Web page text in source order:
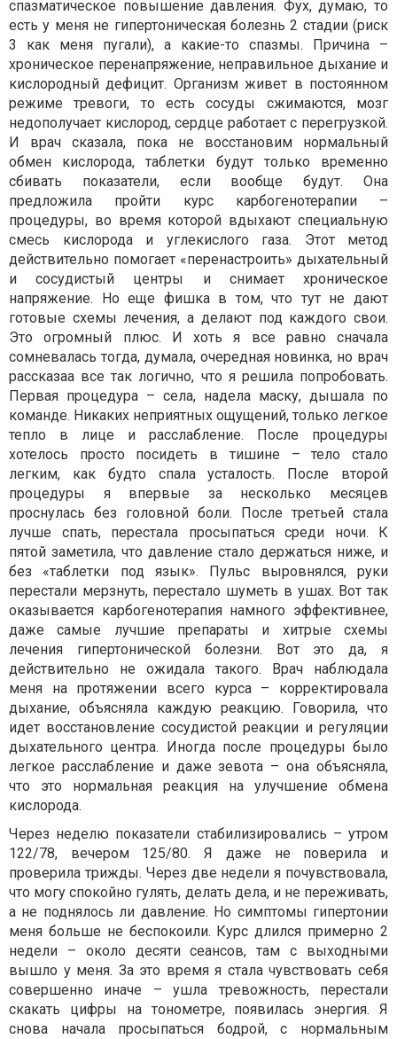
спазматическое повышение давления. Фух, думаю, то
есть у меня не гипертоническая болезнь 2 стадии (риск
3 как меня пугали), а какие-то спазмы. Причина –
хроническое перенапряжение, неправильное дыхание и
кислородный дефицит. Организм живет в постоянном
режиме тревоги, то есть сосуды сжимаются, мозг
недополучает кислород, сердце работает с перегрузкой.
И врач сказала, пока не восстановим нормальный
обмен кислорода, таблетки будут только временно
сбивать показатели, если вообще будут. Она
предложила пройти курс карбогенотерапии –
процедуры, во время которой вдыхают специальную
смесь кислорода и углекислого газа. Этот метод
действительно помогает «перенастроить» дыхательный
и сосудистый центры и снимает хроническое
напряжение. Но еще фишка в том, что тут не дают
готовые схемы лечения, а делают под каждого свои.
Это огромный плюс. И хоть я все равно сначала
сомневалась тогда, думала, очередная новинка, но врач
рассказаа все так логично, что я решила попробовать.
Первая процедура – села, надела маску, дышала по
команде. Никаких неприятных ощущений, только легкое
тепло в лице и расслабление. После процедуры
хотелось просто посидеть в тишине – тело стало
легким, как будто спала усталость. После второй
процедуры я впервые за несколько месяцев
проснулась без головной боли. После третьей стала
лучше спать, перестала просыпаться среди ночи. К
пятой заметила, что давление стало держаться ниже, и
без «таблетки под язык». Пульс выровнялся, руки
перестали мерзнуть, перестало шуметь в ушах. Вот так
оказывается карбогенотерапия намного эффективнее,
даже самые лучшие препараты и хитрые схемы
лечения гипертонической болезни. Вот это да, я
действительно не ожидала такого. Врач наблюдала
меня на протяжении всего курса – корректировала
дыхание, объясняла каждую реакцию. Говорила, что
идет восстановление сосудистой реакции и регуляции
дыхательного центра. Иногда после процедуры было
легкое расслабление и даже зевота – она объясняла,
что это нормальная реакция на улучшение обмена
кислорода.
Через неделю показатели стабилизировались – утром
122/78, вечером 125/80. Я даже не поверила и
проверила трижды. Через две недели я почувствовала,
что могу спокойно гулять, делать дела, и не переживать,
а не поднялось ли давление. Но симптомы гипертонии
меня больше не беспокоили. Курс длился примерно 2
недели – около десяти сеансов, там с выходными
вышло у меня. За это время я стала чувствовать себя
совершенно иначе – ушла тревожность, перестали
скакать цифры на тонометре, появилась энергия. Я
снова начала просыпаться бодрой, с нормальным